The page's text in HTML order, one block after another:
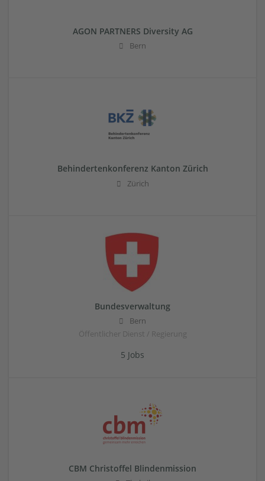
AGON PARTNERS Diversity AG
Bern
Behindertenkonferenz Kanton Zürich
Zürich
Bundesverwaltung
Bern
Öffentlicher Dienst / Regierung
5 Jobs
CBM Christoffel Blindenmission